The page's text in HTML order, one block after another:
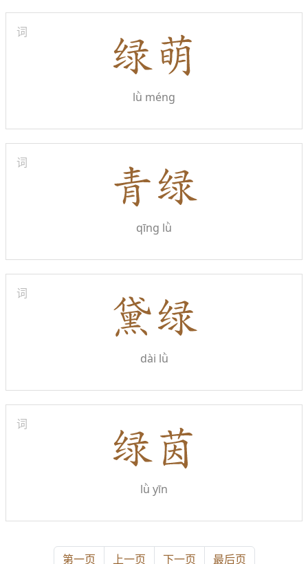
词
lǜ méng
词
qīng lǜ
词
dài lǜ
词
lǜ yīn
第一页 上一页 下一页 最后页